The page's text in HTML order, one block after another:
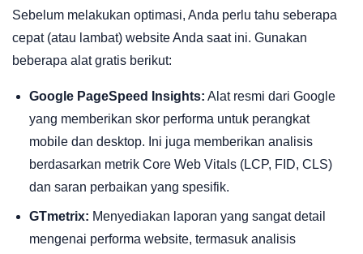
Sebelum melakukan optimasi, Anda perlu tahu seberapa
cepat (atau lambat) website Anda saat ini. Gunakan
beberapa alat gratis berikut:
Google PageSpeed Insights: Alat resmi dari Google
yang memberikan skor performa untuk perangkat
mobile dan desktop. Ini juga memberikan analisis
berdasarkan metrik Core Web Vitals (LCP, FID, CLS)
dan saran perbaikan yang spesifik.
GTmetrix: Menyediakan laporan yang sangat detail
mengenai performa website, termasuk analisis